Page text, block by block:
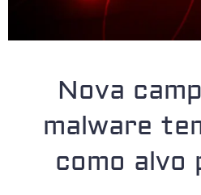
Nova
malware
como alvo